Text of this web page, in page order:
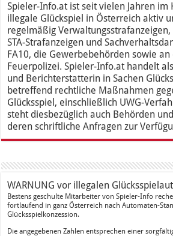
Spieler-Info.at ist seit vielen Jahren im
illegale Glückspiel in Österreich aktiv
regelmäßig
STA-Strafanzeigen und
FA10, die Gewerbebehörden sowie an
Feuerpolizei. Spieler-Info.at handelt
und Berichterstatterin in Sachen
betreffend rechtliche Maßnahmen
Glücksspiel, einschließlich UWG-
steht diesbezüglich auch Behörden
deren schriftliche Anfragen zur
WARNUNG vor illegalen
Bestens geschulte Mitarbeiter von Spieler-Info
fortlaufend in ganz Österreich nach Automaten-
Glücksspielkonzession.
Die angegebenen Zahlen entsprechen einer